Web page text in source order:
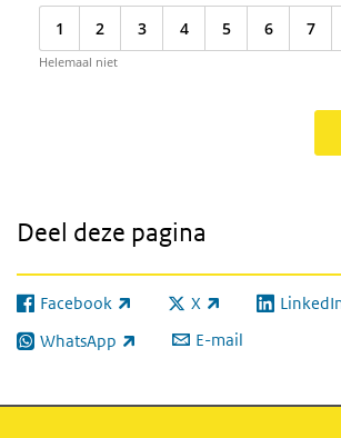
1 2 3 4 5 6 7
Helemaal niet
Deel deze pagina
Facebook
(externe link) X
(externe link)(externe
WhatsApp
(externe link) E-mail